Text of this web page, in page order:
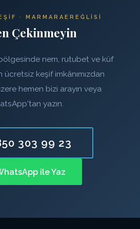
· MARMARAEREĞLISI
Çekinmeyin
nem, rutubet ve küf
ücretsiz keşif imkânımızdan
hemen bizi arayın veya
yazın.
303 99 23
ile Yaz